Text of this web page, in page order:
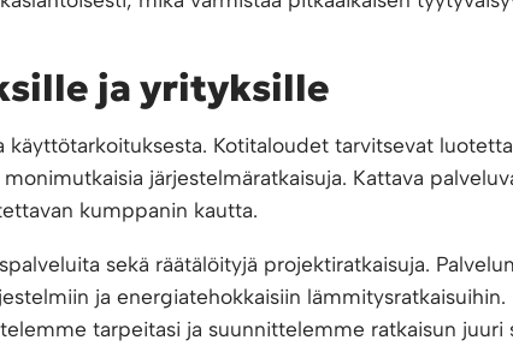
ja yrityksille
Kotitaloudet tarvitsevat
järjestelmäratkaisuja. Kattava
kumppanin kautta.
sekä räätälöityjä projektiratkaisuja.
ja energiatehokkaisiin lämmitysratkaisuihin.
tarpeitasi ja suunnittelemme ratkaisun juuri